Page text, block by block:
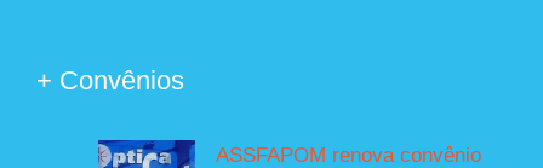
+ Convênios
ASSFAPOM renova convênio